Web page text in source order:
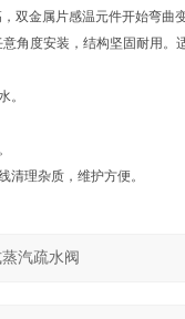
双金属片感温元件开始弯
角度安装，结构坚固耐用。
。
理杂质，维护方便。